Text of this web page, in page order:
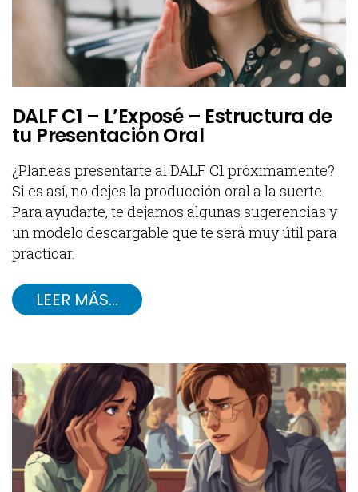
DALF C1 – L’Exposé – Estructura de
tu Presentación Oral
¿Planeas presentarte al DALF C1 próximamente?
Si es así, no dejes la producción oral a la suerte.
Para ayudarte, te dejamos algunas sugerencias y
un modelo descargable que te será muy útil para
practicar.
LEER MÁS…